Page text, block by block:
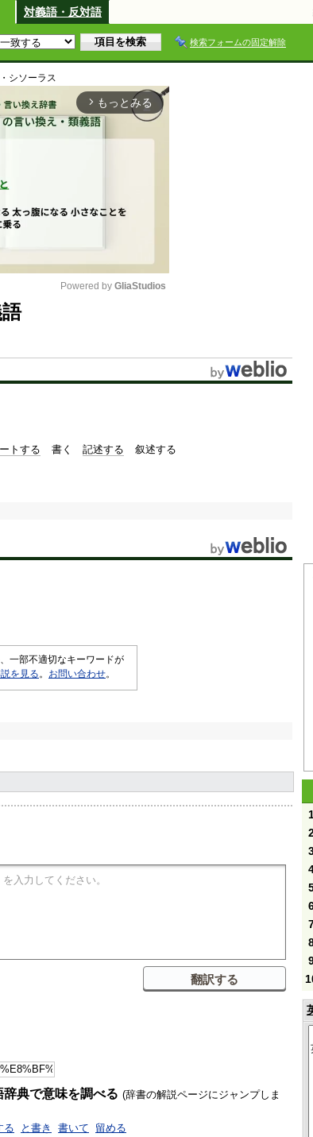
対義語・反対語
検索フォームの固定解除
シソーラス
arrow_forward_ios もっとみる
Powered by GliaStudios
トする 書く 記述する 叙述する
一部不適切なキーワードが
を見る 。 お問い合わせ。
辞典で意味を調べる (辞書の解説ページにジャンプしま
る と書き 書いて 留める